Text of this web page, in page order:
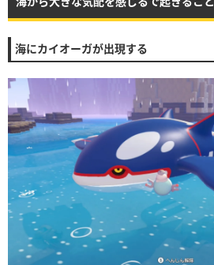
海にカイオーガが出現する